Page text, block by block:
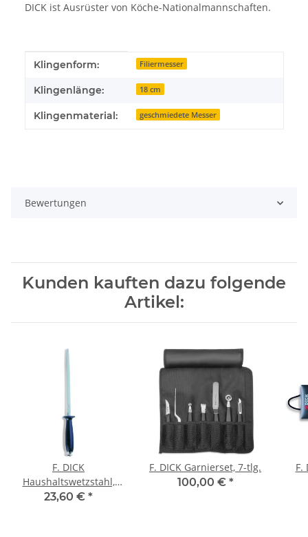
DICK ist Ausrüster von Köche-Nationalmannschaften.
Produkteigenschaft
Wert
Klingenform: Filiermesser
Klingenlänge: 18 cm
Klingenmaterial: geschmiedete Messer
Bewertungen
Kunden kauften dazu folgende
Artikel:
F. DICK
Haushaltswetzstahl,
grober Zug, 20cm
23,60 € *
F. DICK Garnierset, 7-tlg.
100,00 € *
F.